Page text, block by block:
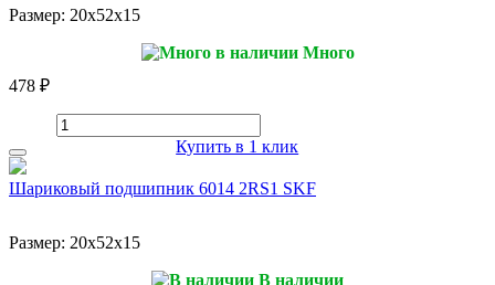
Размер: 20x52x15
Много
478 ₽
Купить в 1 клик
Шариковый подшипник 6014 2RS1 SKF
Размер: 20x52x15
В наличии